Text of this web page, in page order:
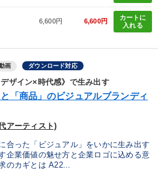
6,600円 6,600円
カートに
入れる
画 ダウンロード対応
デザイン×時代感》で生み出す
と「商品」のビジュアルブランディ
アーティスト)
合った「ビジュアル」をいかに生み出す
企業価値の魅せ方と企業ロゴに込める意
のカギとは A22...